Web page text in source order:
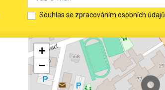
Souhlas se zpracováním osobních údajů
+
−